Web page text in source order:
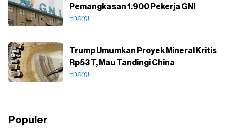
Pemangkasan 1.900 Pekerja GNI
Energi
Trump Umumkan Proyek Mineral Kritis
Rp53 T, Mau Tandingi China
Energi
Populer